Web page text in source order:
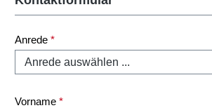
Anrede *
Vorname *